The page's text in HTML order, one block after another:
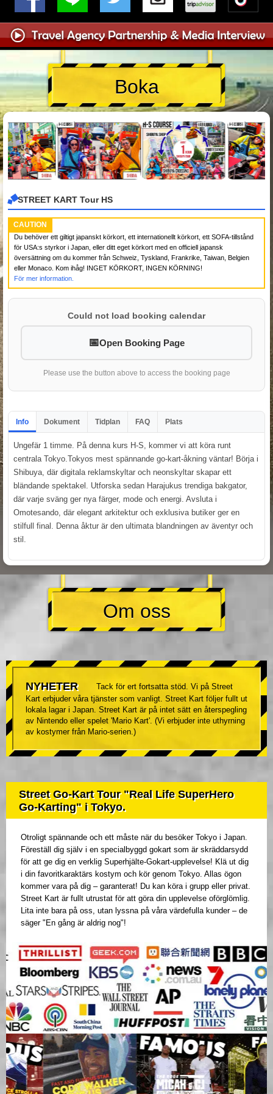
Boka
STREET KART Tour HS
CAUTION
Du behöver ett giltigt japanskt körkort, ett internationellt körkort, ett SOFA-tillstånd
för USA:s styrkor i Japan, eller ditt eget körkort med en officiell japansk
översättning om du kommer från Schweiz, Tyskland, Frankrike, Taiwan, Belgien
eller Monaco. Kom ihåg! INGET KÖRKORT, INGEN KÖRNING!
För mer information.
Could not load booking calendar
Open Booking Page
Please use the button above to access the booking page
Info Dokument Tidplan FAQ Plats
Ungefär 1 timme. På denna kurs H-S, kommer vi att köra runt
centrala Tokyo.Tokyos mest spännande go-kart-åkning väntar! Börja i
Shibuya, där digitala reklamskyltar och neonskyltar skapar ett
bländande spektakel. Utforska sedan Harajukus trendiga bakgator,
där varje sväng ger nya färger, mode och energi. Avsluta i
Omotesando, där elegant arkitektur och exklusiva butiker ger en
stilfull final. Denna åktur är den ultimata blandningen av äventyr och
stil.
Om oss
NYHETER
Tack för ert fortsatta stöd. Vi på Street
Kart erbjuder våra tjänster som vanligt. Street Kart följer fullt ut
lokala lagar i Japan. Street Kart är på intet sätt en återspegling
av Nintendo eller spelet 'Mario Kart'. (Vi erbjuder inte uthyrning
av kostymer från Mario-serien.)
Street Go-Kart Tour "Real Life SuperHero
Go-Karting" i Tokyo.
Otroligt spännande och ett måste när du besöker Tokyo i Japan.
Föreställ dig själv i en specialbyggd gokart som är skräddarsydd
för att ge dig en verklig Superhjälte-Gokart-upplevelse! Klä ut dig
i din favoritkaraktärs kostym och kör genom Tokyo. Allas ögon
kommer vara på dig – garanterat! Du kan köra i grupp eller privat.
Street Kart är fullt utrustat för att göra din upplevelse oförglömlig.
Lita inte bara på oss, utan lyssna på våra värdefulla kunder – de
säger "En gång är aldrig nog"!